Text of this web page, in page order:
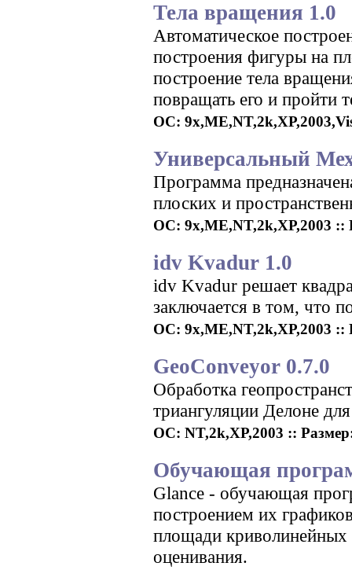
Тела вращения 1.0
Автоматическое
построения фигуры на
построение тела
повращать его и пройти
ОС:
Универсальный
Программа
плоских и
ОС: 9x,ME,NT,2k,XP,2003 ::
idv Kvadur 1.0
idv Kvadur решает
заключается в том, что
ОС: 9x,ME,NT,2k,XP,2003 ::
GeoConveyor 0.7.0
Обработка
триангуляции Делоне
ОС: NT,2k,XP,2003 ::
Обучающая
Glance - обучающая
построением их
площади криволинейных
оценивания.